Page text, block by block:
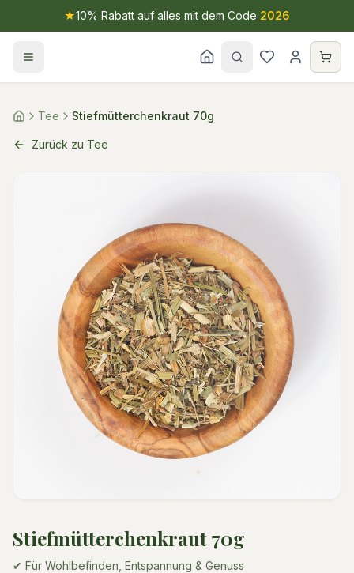
★10% Rabatt auf alles mit dem Code 2026
Tee Stiefmütterchenkraut 70g
Zurück zu Tee
Stiefmütterchenkraut 70g
✔ Für Wohlbefinden, Entspannung & Genuss